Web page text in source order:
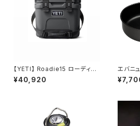
【YETI】 Roadie15 ローディー1
5 ハードクーラー
¥40,920
エバニ
lu.Pan